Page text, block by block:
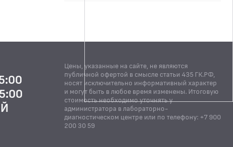
Цены, указанные на сайте, не являются
публичной офертой в смысле статьи 435 ГК.РФ,
носят исключительно информативный характер
и могут быть в любое время изменены. Итоговую
стоимость необходимо уточнять у
администратора в лабораторно-
диагностическом центре или по телефону: +7 900
200 30 59